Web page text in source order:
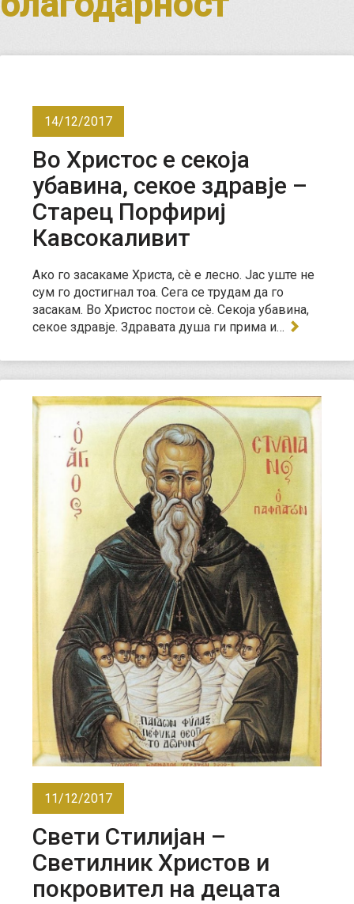
14/12/2017
Во Христос е секоја
убавина, секое здравје –
Старец Порфириј
Кавсокаливит
Ако го засакаме Христа, сè е лесно. Јас уште не
сум го достигнал тоа. Сега се трудам да го
засакам. Во Христос постои сè. Секоја убавина,
секое здравје. Здравата душа ги прима и…
11/12/2017
Свети Стилијан –
Светилник Христов и
покровител на децата